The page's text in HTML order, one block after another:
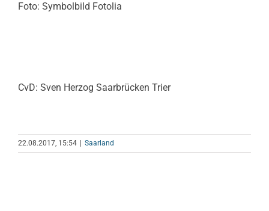
Foto: Symbolbild Fotolia
CvD: Sven Herzog Saarbrücken Trier
22.08.2017, 15:54 Saarland